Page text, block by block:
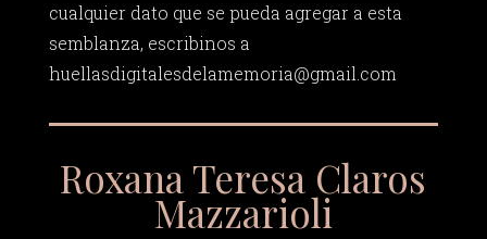
cualquier dato que se pueda agregar a esta
semblanza, escribinos a
huellasdigitalesdelamemoria@gmail.com
Roxana Teresa Claros
Mazzarioli